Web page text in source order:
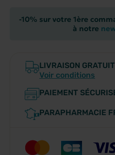
-10% sur votre 1ère
à notre
LIVRAISON
Voir conditions
PAIEMENT
PARAPHARMACIE